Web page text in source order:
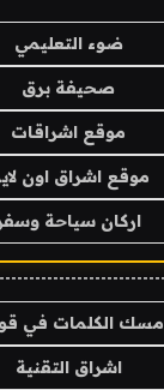
ضوء التعليمي
صحيفة برق
موقع اشراقات
موقع اشراق اون
اركان سياحة
مسك الكلمات في
اشراق التقنية